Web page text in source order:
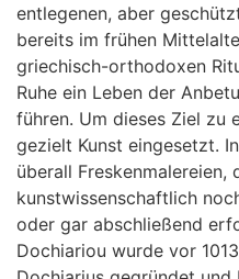
entlegenen, aber
bereits im frühen
griechisch-orthodoxen
Ruhe ein Leben der
führen. Um dieses Ziel zu
gezielt Kunst eingesetzt.
überall
kunstwissenschaftlich
oder gar abschließend
Dochiariou wurde vor